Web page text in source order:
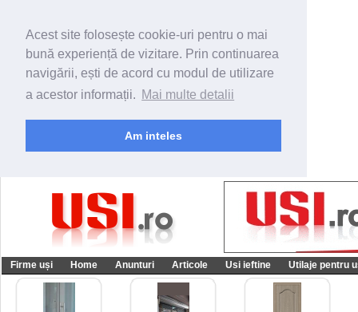
Acest site folosește cookie-uri pentru o mai
bună experiență de vizitare. Prin continuarea
navigării, ești de acord cu modul de utilizare
a acestor informații. Mai multe detalii
Am inteles
Firme uși Home Anunturi Articole Usi ieftine Utilaje pentru